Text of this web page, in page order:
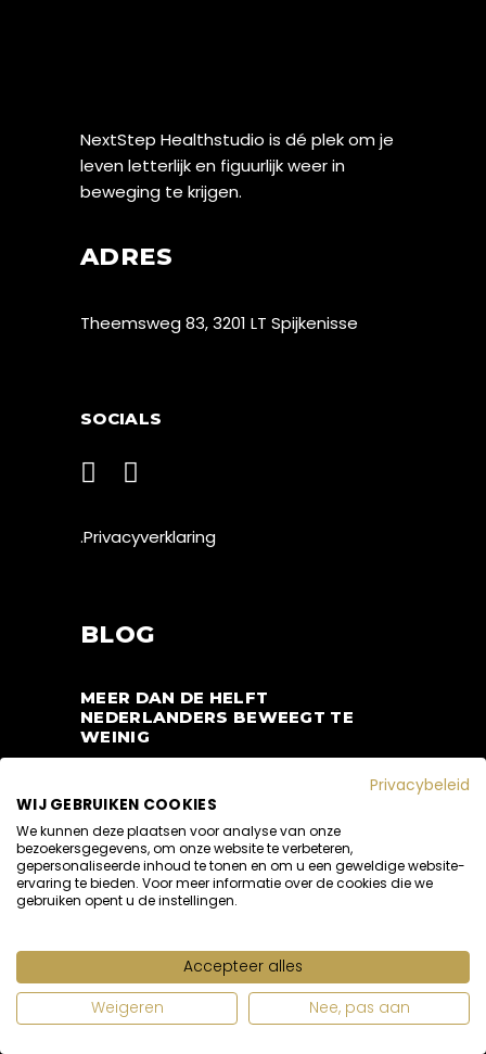
NextStep Healthstudio is dé plek om je
leven letterlijk en figuurlijk weer in
beweging te krijgen.
ADRES
Theemsweg 83, 3201 LT Spijkenisse
SOCIALS
.Privacyverklaring
BLOG
MEER DAN DE HELFT
NEDERLANDERS BEWEEGT TE
WEINIG
SPORTEN NA DE ZWANGERSCHAP?
HET KAN!
5 JUNI 2018
EEN PERSONAL TRAINER VOOR
IEDEREEN!
Privacybeleid
WIJ GEBRUIKEN COOKIES
We kunnen deze plaatsen voor analyse van onze
bezoekersgegevens, om onze website te verbeteren,
gepersonaliseerde inhoud te tonen en om u een geweldige website-
ervaring te bieden. Voor meer informatie over de cookies die we
gebruiken opent u de instellingen.
Accepteer alles
Weigeren
Nee, pas aan